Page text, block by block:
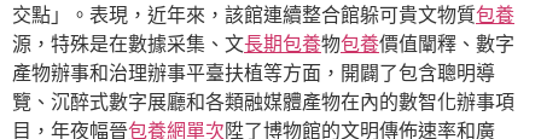
交點」。表現，近年來，該館連續整合館躲可貴文物質包養
源，特殊是在數據采集、文長期包養物包養價值闡釋、數字
產物辦事和治理辦事平臺扶植等方面，開闢了包含聰明導
覽、沉醉式數字展廳和各類融媒體產物在內的數智化辦事項
目，年夜幅晉包養網單次陞了博物館的文明傳佈速率和廣